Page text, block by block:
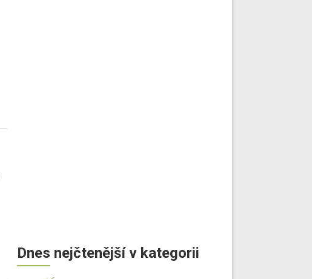
Dnes nejčtenější v kategorii